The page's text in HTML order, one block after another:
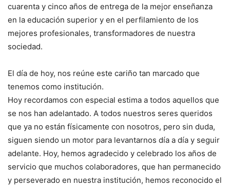
cuarenta y cinco años de entrega de la mejor enseñanza
en la educación superior y en el perfilamiento de los
mejores profesionales, transformadores de nuestra
sociedad.
El día de hoy, nos reúne este cariño tan marcado que
tenemos como institución.
Hoy recordamos con especial estima a todos aquellos que
se nos han adelantado. A todos nuestros seres queridos
que ya no están físicamente con nosotros, pero sin duda,
siguen siendo un motor para levantarnos día a día y seguir
adelante. Hoy, hemos agradecido y celebrado los años de
servicio que muchos colaboradores, que han permanecido
y perseverado en nuestra institución, hemos reconocido el